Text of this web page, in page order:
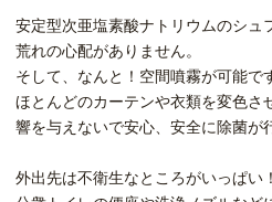
安定型次亜塩素酸ナトリウムのシュ
荒れの心配がありません。
そして、なんと！空間噴霧が可能で
ほとんどのカーテンや衣類を変色さ
響を与えないで安心、安全に除菌が
外出先は不衛生なところがいっぱい！